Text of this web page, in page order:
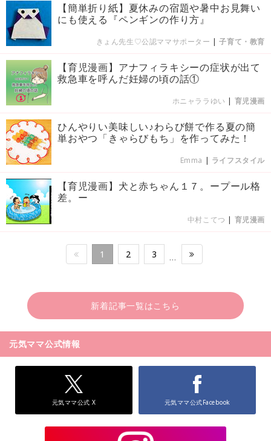
【簡単折り紙】夏休みの宿題や暑中お見舞い
にも使える『ペンギンの作り方』
きょん先生♡公認ママサポーター |子育て・教育
【育児漫画】アナフィラキシーの症状が出て
救急車を呼んだ妊婦の頃の話①
ホニャララゆい | 育児漫画
ひんやりい美味しい♪わらび餅で作る夏の簡
単おやつ「きゃらびもち」を作ってみた！
Emma | ライフスタイル
【育児漫画】犬と赤ちゃん１７。ープール格
差。ー
中村こてつ | 育児漫画
1 2 3 …
新着記事一覧はこちら
元気ママ公式情報
元気ママ公式 X 元気ママ公式Facebook